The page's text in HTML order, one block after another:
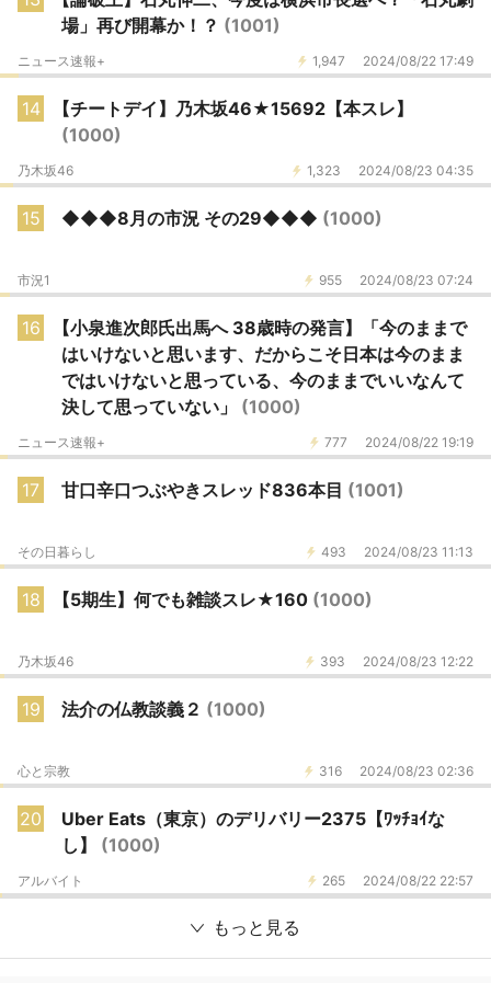
場」再び開幕か！？ (1001)
1,947 2024/08/22 17:49
ニュース速報+
14
【チートデイ】乃木坂46★15692【本スレ】
(1000)
1,323 2024/08/23 04:35
乃木坂46
15 ◆◆◆8月の市況 その29◆◆◆ (1000)
955 2024/08/23 07:24
市況1
16
【小泉進次郎氏出馬へ 38歳時の発言】「今のままで
はいけないと思います、だからこそ日本は今のまま
ではいけないと思っている、今のままでいいなんて
決して思っていない」 (1000)
777 2024/08/22 19:19
ニュース速報+
17 甘口辛口つぶやきスレッド836本目 (1001)
493 2024/08/23 11:13
その日暮らし
18 【5期生】何でも雑談スレ★160 (1000)
393 2024/08/23 12:22
乃木坂46
19 法介の仏教談義２ (1000)
316 2024/08/23 02:36
心と宗教
20
Uber Eats（東京）のデリバリー2375【ﾜｯﾁｮｲな
し】 (1000)
265 2024/08/22 22:57
アルバイト
もっと見る